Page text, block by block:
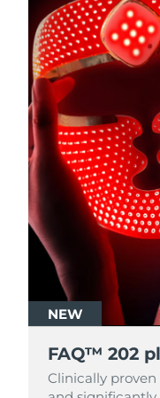
NEW
FAQ™ 202
Clinically